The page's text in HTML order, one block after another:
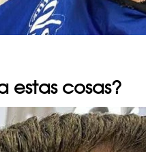
estas cosas?